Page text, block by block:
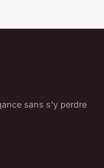
sans s'y perdre